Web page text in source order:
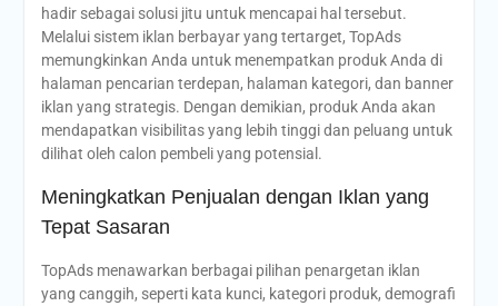
hadir sebagai solusi jitu untuk mencapai hal tersebut.
Melalui sistem iklan berbayar yang tertarget, TopAds
memungkinkan Anda untuk menempatkan produk Anda di
halaman pencarian terdepan, halaman kategori, dan banner
iklan yang strategis. Dengan demikian, produk Anda akan
mendapatkan visibilitas yang lebih tinggi dan peluang untuk
dilihat oleh calon pembeli yang potensial.
Meningkatkan Penjualan dengan Iklan yang
Tepat Sasaran
TopAds menawarkan berbagai pilihan penargetan iklan
yang canggih, seperti kata kunci, kategori produk, demografi